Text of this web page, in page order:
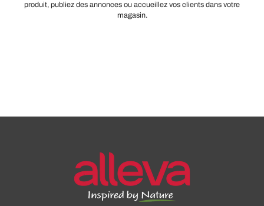
produit, publiez des annonces ou accueillez vos clients dans votre
magasin.